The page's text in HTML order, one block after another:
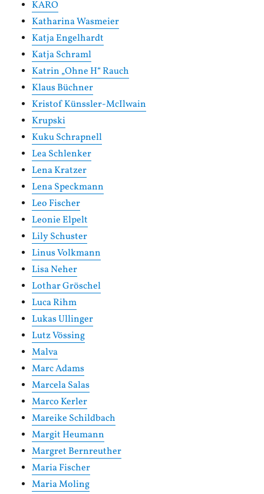
KARO
Katharina Wasmeier
Katja Engelhardt
Katja Schraml
Katrin „Ohne H“ Rauch
Klaus Büchner
Kristof Künssler-McIlwain
Krupski
Kuku Schrapnell
Lea Schlenker
Lena Kratzer
Lena Speckmann
Leo Fischer
Leonie Elpelt
Lily Schuster
Linus Volkmann
Lisa Neher
Lothar Gröschel
Luca Rihm
Lukas Ullinger
Lutz Vössing
Malva
Marc Adams
Marcela Salas
Marco Kerler
Mareike Schildbach
Margit Heumann
Margret Bernreuther
Maria Fischer
Maria Moling